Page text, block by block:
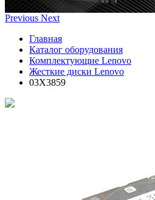
Previous Next
Главная
Каталог оборудования
Комплектующие Lenovo
Жесткие диски Lenovo
03X3859